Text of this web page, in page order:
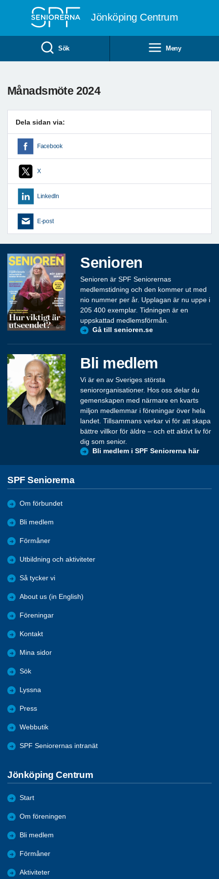
Jönköping Centrum
Sök Meny
Månadsmöte 2024
Dela sidan via:
Facebook
X
LinkedIn
E-post
Senioren
Senioren är SPF Seniorernas
medlemstidning och den kommer ut med
nio nummer per år. Upplagan är nu uppe i
205 400 exemplar. Tidningen är en
uppskattad medlemsförmån.
Gå till senioren.se
Bli medlem
Vi är en av Sveriges största
seniororganisationer. Hos oss delar du
gemenskapen med närmare en kvarts
miljon medlemmar i föreningar över hela
landet. Tillsammans verkar vi för att skapa
bättre villkor för äldre – och ett aktivt liv för
dig som senior.
Bli medlem i SPF Seniorerna här
SPF Seniorerna
Om förbundet
Bli medlem
Förmåner
Utbildning och aktiviteter
Så tycker vi
About us (in English)
Föreningar
Kontakt
Mina sidor
Sök
Lyssna
Press
Webbutik
SPF Seniorernas intranät
Jönköping Centrum
Start
Om föreningen
Bli medlem
Förmåner
Aktiviteter